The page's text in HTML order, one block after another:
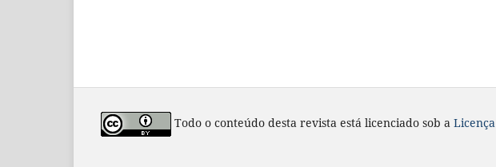
Todo o conteúdo desta revista está licenciado sob a Licença